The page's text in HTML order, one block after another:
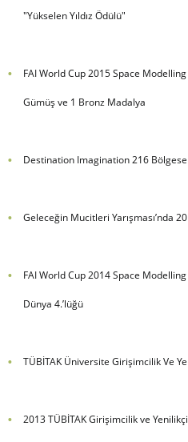
"Yükselen Yıldız Ödülü"
FAI World Cup 2015 Space Modelling
Gümüş ve 1 Bronz Madalya
Destination Imagination 216
Geleceğin Mucitleri Yarışması’nda
FAI World Cup 2014 Space Modelling
Dünya 4.’lüğü
TÜBİTAK Üniversite Girişimcilik Ve
2013 TÜBİTAK Girişimcilik ve